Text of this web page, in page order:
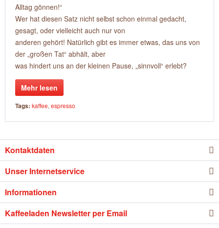
Alltag gönnen!“
Wer hat diesen Satz nicht selbst schon einmal gedacht,
gesagt, oder vielleicht auch nur von
anderen gehört! Natürlich gibt es immer etwas, das uns von
der „großen Tat“ abhält, aber
was hindert uns an der kleinen Pause, „sinnvoll“ erlebt?
Mehr lesen
Tags: kaffee, espresso
Kontaktdaten
Unser Internetservice
Informationen
Kaffeeladen Newsletter per Email